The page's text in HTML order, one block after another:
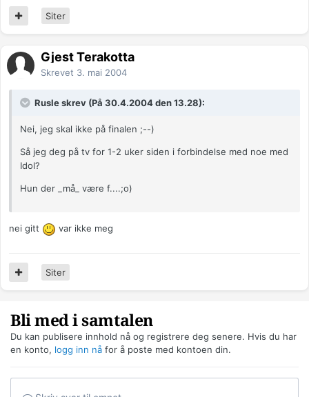
Siter
Gjest Terakotta
Skrevet 3. mai 2004
Rusle skrev (På 30.4.2004 den 13.28):
Nei, jeg skal ikke på finalen ;--)
Så jeg deg på tv for 1-2 uker siden i forbindelse med noe med
Idol?
Hun der _må_ være f....;o)
nei gitt var ikke meg
Siter
Bli med i samtalen
Du kan publisere innhold nå og registrere deg senere. Hvis du har
en konto, logg inn nå for å poste med kontoen din.